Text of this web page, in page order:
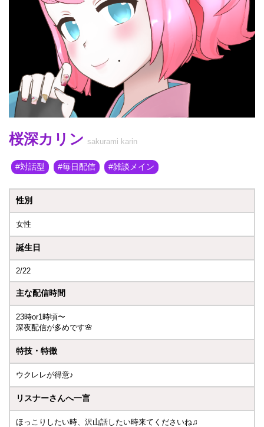
桜深カリン sakurami karin
対話型 毎日配信 雑談メイン
性別
女性
誕生日
2/22
主な配信時間
23時or1時頃〜
深夜配信が多めです🌸
特技・特徴
ウクレレが得意♪
リスナーさんへ一言
ほっこりしたい時、沢山話したい時来てくださいね♫